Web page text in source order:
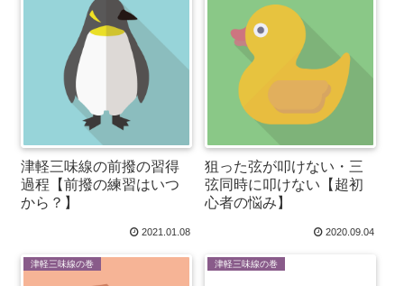
津軽三味線の前撥の習得
過程【前撥の練習はいつ
から？】
2021.01.08
狙った弦が叩けない・三
弦同時に叩けない【超初
心者の悩み】
2020.09.04
津軽三味線の巻 津軽三味線の巻